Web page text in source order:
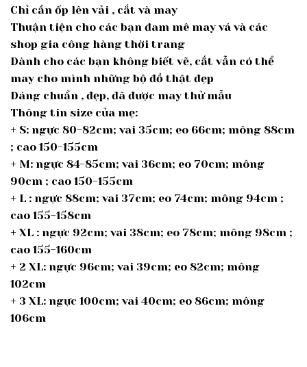
Chỉ cần ốp lên vải , cắt và may
Thuận tiện cho các bạn đam mê may vá và các
shop gia công hàng thời trang
Dành cho các bạn không biết vẽ, cắt vẫn có thể
may cho mình những bộ đồ thật đẹp
Dáng chuẩn , đẹp, đã được may thử mẫu
Thông tin size của mẹ:
+ S: ngực 80-82cm; vai 35cm; eo 66cm; mông 88cm
; cao 150-155cm
+ M: ngực 84-85cm; vai 36cm; eo 70cm; mông
90cm ; cao 150-155cm
+ L : ngực 88cm; vai 37cm; eo 74cm; mông 94cm ;
cao 155-158cm
+ XL : ngực 92cm; vai 38cm; eo 78cm; mông 98cm ;
cao 155-160cm
+ 2 XL: ngực 96cm; vai 39cm; eo 82cm; mông
102cm
+ 3 XL: ngực 100cm; vai 40cm; eo 86cm; mông
106cm